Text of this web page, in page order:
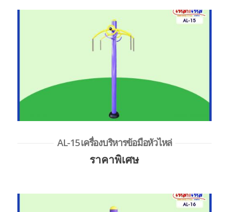
AL-15 เครื่องบริหารข้อมือหัวไหล่
ราคาพิเศษ